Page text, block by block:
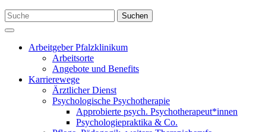
Suchen
Arbeitgeber Pfalzklinikum
Arbeitsorte
Angebote und Benefits
Karrierewege
Ärztlicher Dienst
Psychologische Psychotherapie
Approbierte psych. Psychotherapeut*innen
Psychologiepraktika & Co.